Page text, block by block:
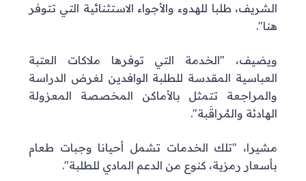
الشريف، طلبا للهدوء والأجواء الاستثنائية التي تتوفر
هنا".
ويضيف، "الخدمة التي توفرها ملاكات العتبة
العباسية المقدسة للطلبة الوافدين لغرض الدراسة
والمراجعة تتمثل بالأماكن المخصصة المعزولة
الهادئة والمُراقَبة".
مشيرا، "تلك الخدمات تشمل أحيانا وجبات طعام
بأسعار رمزية، كنوع من الدعم المادي للطلبة".